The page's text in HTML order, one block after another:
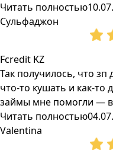
Читать полностью
Сульфаджон
Fcredit KZ
Так получилось, что
что-то кушать и как-то
займы мне помогли —
Читать полностью
Valentina